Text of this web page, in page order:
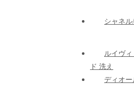
シャネル
ルイヴ
ド 洗え
ディオー